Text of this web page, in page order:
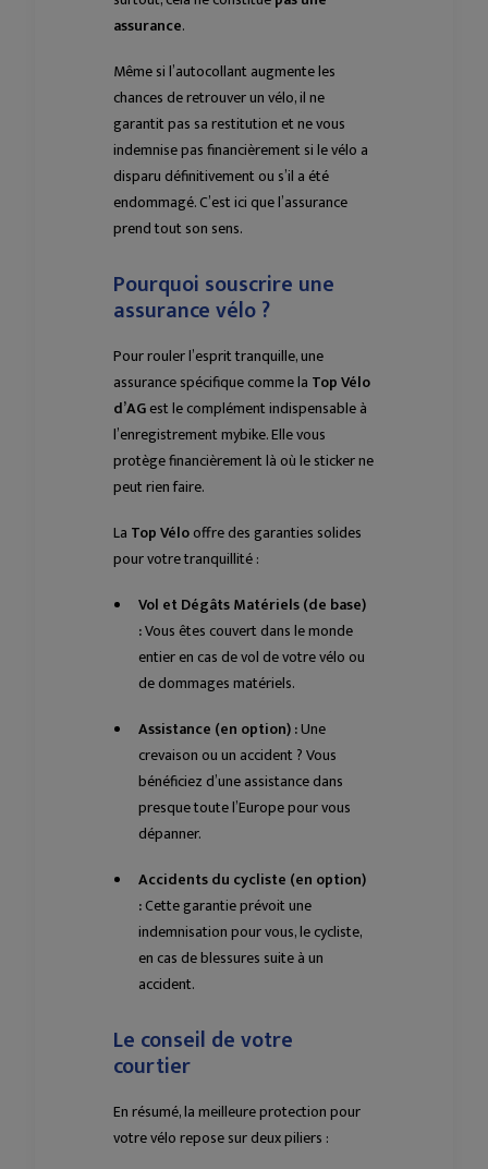
assurance.
Même si l’autocollant augmente les
chances de retrouver un vélo, il ne
garantit pas sa restitution et ne vous
indemnise pas financièrement si le vélo a
disparu définitivement ou s’il a été
endommagé. C’est ici que l’assurance
prend tout son sens.
Pourquoi souscrire une
assurance vélo ?
Pour rouler l’esprit tranquille, une
assurance spécifique comme la Top Vélo
d’AGest le complément indispensable à
l’enregistrement mybike. Elle vous
protège financièrement là où le sticker ne
peut rien faire.
La Top Vélooffre des garanties solides
pour votre tranquillité :
Vol et Dégâts Matériels (de base)
:Vous êtes couvert dans le monde
entier en cas de vol de votre vélo ou
de dommages matériels.
Assistance (en option) :Une
crevaison ou un accident ? Vous
bénéficiez d’une assistance dans
presque toute l’Europe pour vous
dépanner.
Accidents du cycliste (en option)
:Cette garantie prévoit une
indemnisation pour vous, le cycliste,
en cas de blessures suite à un
accident.
Le conseil de votre
courtier
En résumé, la meilleure protection pour
votre vélo repose sur deux piliers :